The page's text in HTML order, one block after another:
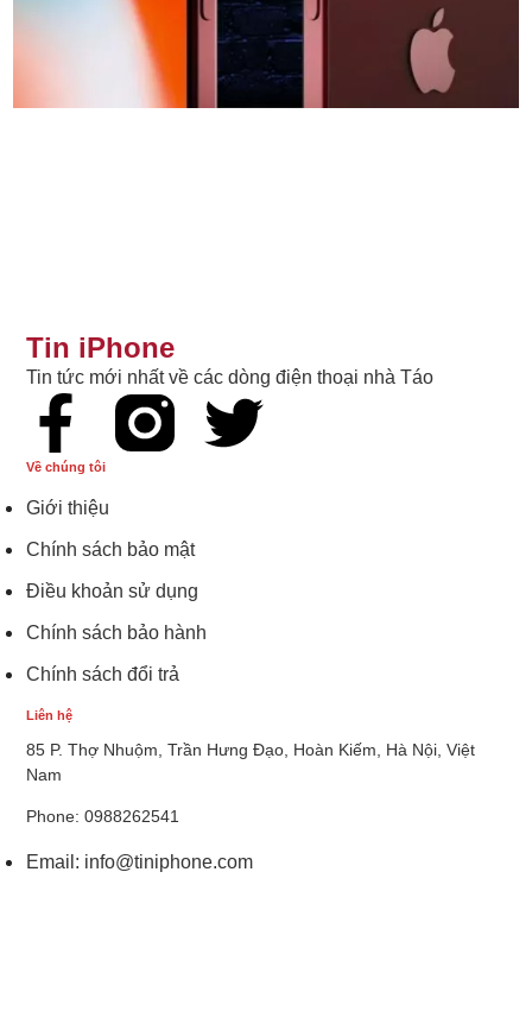
Tin iPhone
Tin tức mới nhất về các dòng điện thoại nhà Táo
Liên hệ
85 P. Thợ Nhuộm, Trần Hưng Đạo, Hoàn Kiếm, Hà Nội, Việt
Nam
Phone: 0988262541
Email: info@tiniphone.com
Về chúng tôi
Giới thiệu
Chính sách bảo mật
Điều khoản sử dụng
Chính sách bảo hành
Chính sách đổi trả